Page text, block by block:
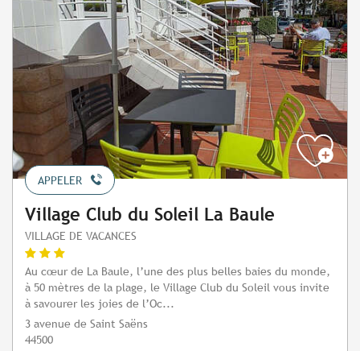
APPELER
Village Club du Soleil La Baule
VILLAGE DE VACANCES
Au cœur de La Baule, l’une des plus belles baies du monde,
à 50 mètres de la plage, le Village Club du Soleil vous invite
à savourer les joies de l’Oc...
3 avenue de Saint Saëns
44500